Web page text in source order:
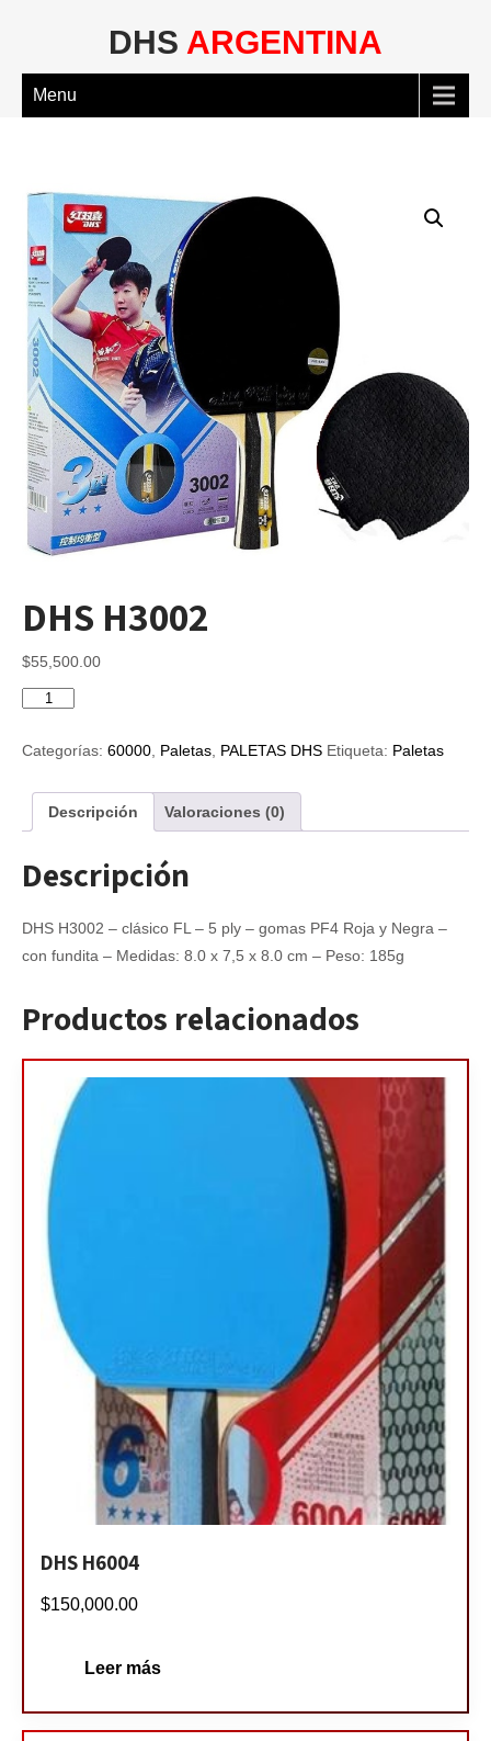
DHS ARGENTINA
Menu
DHS H3002
$55,500.00
DHS
cantidad
Categorías: 60000, Paletas, PALETAS DHS Etiqueta: Paletas
Descripción Valoraciones (0)
Descripción
DHS H3002 – clásico FL – 5 ply – gomas PF4 Roja y Negra –
con fundita – Medidas: 8.0 x 7,5 x 8.0 cm – Peso: 185g
Productos relacionados
DHS H6004
$150,000.00
Leer más